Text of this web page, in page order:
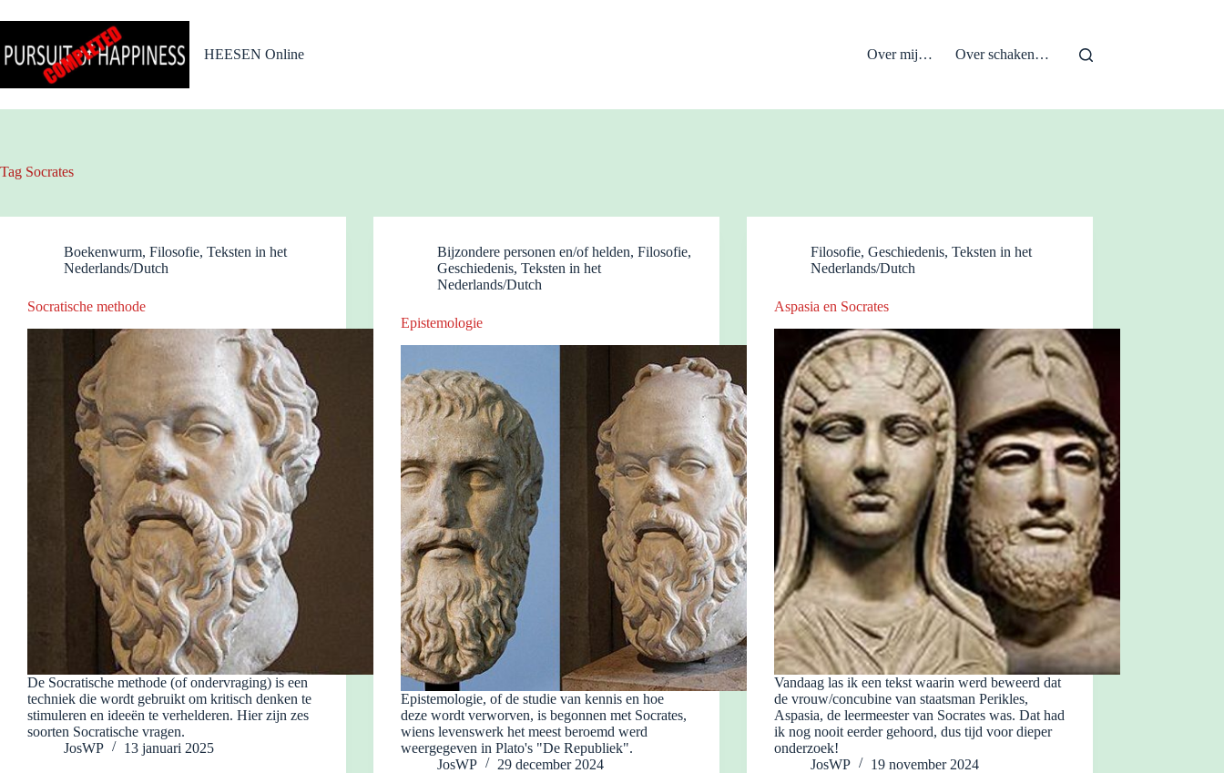
naar
inhoud
HEESEN Online Over mij… Over schaken…
Tag Socrates
Boekenwurm, Filosofie, Teksten in het
Nederlands/Dutch
Socratische methode
De Socratische methode (of ondervraging) is een
techniek die wordt gebruikt om kritisch denken te
stimuleren en ideeën te verhelderen. Hier zijn zes
soorten Socratische vragen.
JosWP
13 januari 2025
Bijzondere personen en/of helden, Filosofie,
Geschiedenis, Teksten in het
Nederlands/Dutch
Epistemologie
Epistemologie, of de studie van kennis en hoe
deze wordt verworven, is begonnen met Socrates,
wiens levenswerk het meest beroemd werd
weergegeven in Plato's "De Republiek".
JosWP
29 december 2024
Filosofie, Geschiedenis, Teksten in het
Nederlands/Dutch
Aspasia en Socrates
Vandaag las ik een tekst waarin werd beweerd dat
de vrouw/concubine van staatsman Perikles,
Aspasia, de leermeester van Socrates was. Dat had
ik nog nooit eerder gehoord, dus tijd voor dieper
onderzoek!
JosWP
19 november 2024